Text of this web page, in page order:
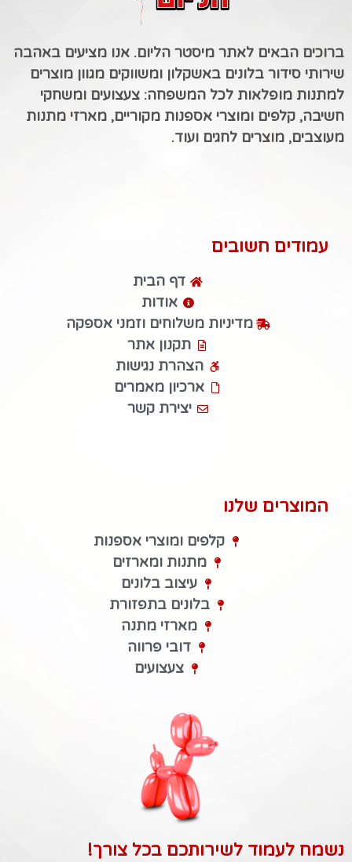
ברוכים הבאים לאתר מיסטר הליום. אנו מציעים באהבה
שירותי סידור בלונים באשקלון ומשווקים מגוון מוצרים
למתנות מופלאות לכל המשפחה: צעצועים ומשחקי
חשיבה, קלפים ומוצרי אספנות מקוריים, מארזי מתנות
מעוצבים, מוצרים לחגים ועוד.
עמודים חשובים
דף הבית
אודות
מדיניות משלוחים וזמני אספקה
תקנון אתר
הצהרת נגישות
ארכיון מאמרים
יצירת קשר
המוצרים שלנו
קלפים ומוצרי אספנות
מתנות ומארזים
עיצוב בלונים
בלונים בתפזורת
מארזי מתנה
דובי פרווה
צעצועים
נשמח לעמוד לשירותכם בכל צורך!